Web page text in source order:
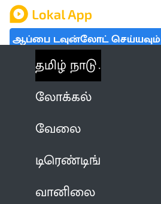
ஆப்பை டவுன்லோட் செய்யவும்
தமிழ் நாடு
லோக்கல்
வேலை
டிரெண்டிங்
வானிலை